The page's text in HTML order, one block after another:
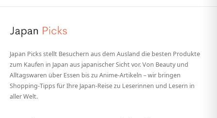
Japan Picks stellt Besuchern aus dem Ausland die besten Produkte
zum Kaufen in Japan aus japanischer Sicht vor. Von Beauty und
Alltagswaren über Essen bis zu Anime-Artikeln – wir bringen
Shopping-Tipps für Ihre Japan-Reise zu Leserinnen und Lesern in
aller Welt.